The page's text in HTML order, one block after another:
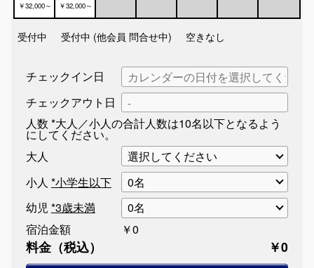
￥32,000～ ￥32,000～
受付中 受付中 (他会員 問合せ中) 空きなし
チェックイン日
チェックアウト日
人数 *大人／小人の合計人数は10名以下となるよう
にしてください。
大人
小人 *小学生以下
幼児 *3歳未満
宿泊金額
￥0
料金（税込） ￥0